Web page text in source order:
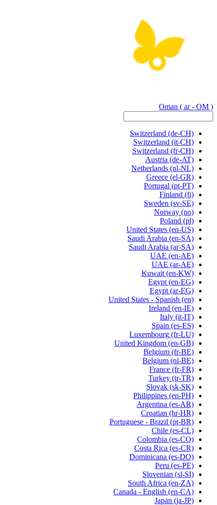
Oman ( ar - OM )
Switzerland (de-CH)
Switzerland (it-CH)
Switzerland (fr-CH)
Austria (de-AT)
Netherlands (nl-NL)
Greece (el-GR)
Portugal (pt-PT)
Finland (fi)
Sweden (sv-SE)
Norway (no)
Poland (pl)
United States (en-US)
Saudi Arabia (en-SA)
Saudi Arabia (ar-SA)
UAE (en-AE)
UAE (ar-AE)
Kuwait (en-KW)
Egypt (en-EG)
Egypt (ar-EG)
United States - Spanish (en)
Ireland (en-IE)
Italy (it-IT)
Spain (es-ES)
Luxembourg (fr-LU)
United Kingdom (en-GB)
Belgium (fr-BE)
Belgium (nl-BE)
France (fr-FR)
Turkey (tr-TR)
Slovak (sk-SK)
Philippines (en-PH)
Argentina (es-AR)
Croatian (hr-HR)
Portuguese - Brazil (pt-BR)
Chile (es-CL)
Colombia (es-CO)
Costa Rica (es-CR)
Dominicana (es-DO)
Peru (es-PE)
Slovenian (sl-SI)
South Africa (en-ZA)
Canada - English (en-CA)
Japan (ja-JP)